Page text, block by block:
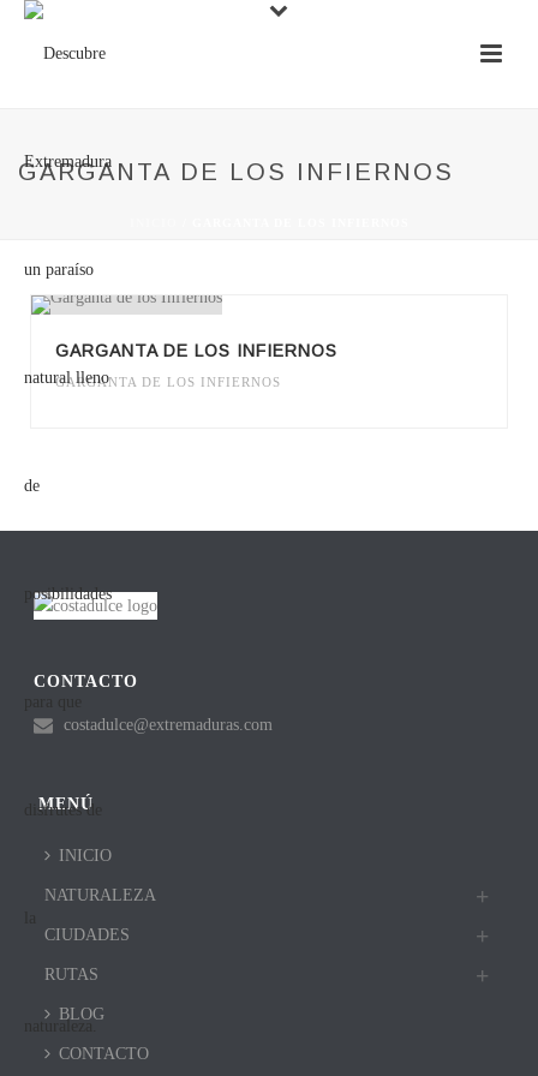
GARGANTA DE LOS INFIERNOS
GARGANTA DE LOS INFIERNOS
GARGANTA DE LOS INFIERNOS
CONTACTO
costadulce@extremaduras.com
MENÚ
INICIO
NATURALEZA
CIUDADES
RUTAS
BLOG
CONTACTO